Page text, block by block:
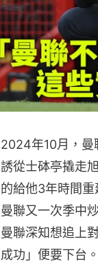
2024年10月，曼
誘從士砵亭撬走
的給他3年時間重
曼聯又一次季中
曼聯深知想追上
成功」便要下台